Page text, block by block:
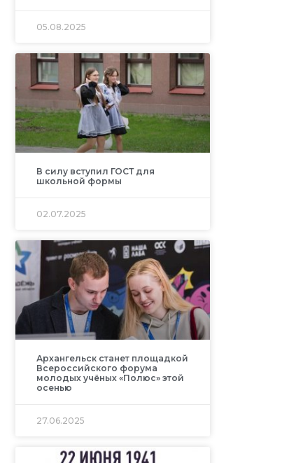
05.08.2025
В силу вступил ГОСТ для
школьной формы
02.07.2025
Архангельск станет площадкой
Всероссийского форума
молодых учёных «Полюс» этой
осенью
27.06.2025